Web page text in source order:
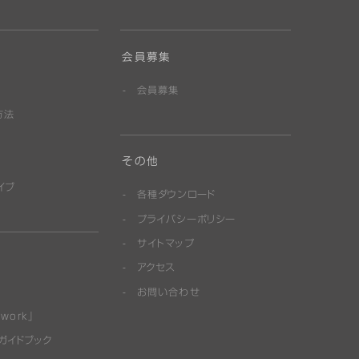
法
ブ
」
イドブック
会員募集
会員募集
その他
各種ダウンロード
プライバシーポリシー
サイトマップ
アクセス
お問い合わせ